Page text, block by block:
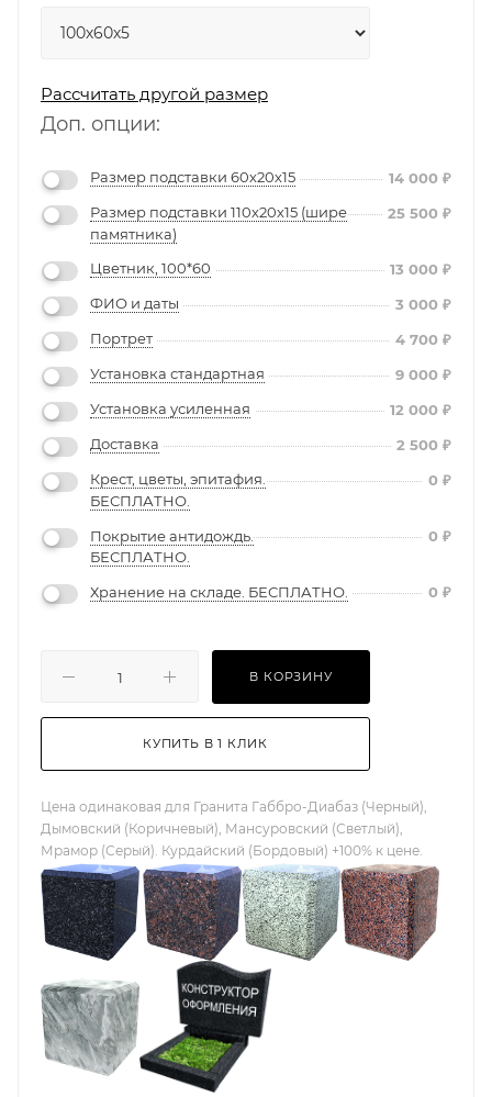
Рассчитать другой размер
Доп. опции:
Размер подставки 60х20х15 14 000 ₽
Размер подставки 110х20х15 (шире
памятника)
25 500 ₽
Цветник, 100*60 13 000 ₽
ФИО и даты
3 000 ₽
Портрет
4 700 ₽
Установка стандартная
9 000 ₽
Установка усиленная
12 000 ₽
Доставка
2 500 ₽
Крест, цветы, эпитафия.
БЕСПЛАТНО.
0 ₽
Покрытие антидождь.
БЕСПЛАТНО.
0 ₽
Хранение на складе. БЕСПЛАТНО. 0 ₽
В КОРЗИНУ
КУПИТЬ В 1 КЛИК
Цена одинаковая для Гранита Габбро-Диабаз (Черный),
Дымовский (Коричневый), Мансуровский (Светлый),
Мрамор (Серый). Курдайский (Бордовый) +100% к цене.